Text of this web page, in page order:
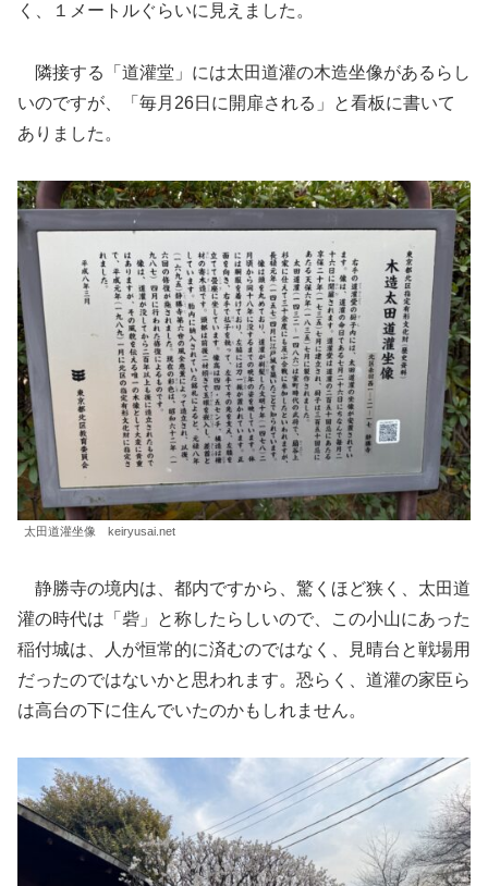
く、１メートルぐらいに見えました。
隣接する「道灌堂」には太田道灌の木造坐像があるらし
いのですが、「毎月26日に開扉される」と看板に書いて
ありました。
太田道灌坐像 keiryusai.net
静勝寺の境内は、都内ですから、驚くほど狭く、太田道
灌の時代は「砦」と称したらしいので、この小山にあった
稲付城は、人が恒常的に済むのではなく、見晴台と戦場用
だったのではないかと思われます。恐らく、道灌の家臣ら
は高台の下に住んでいたのかもしれません。